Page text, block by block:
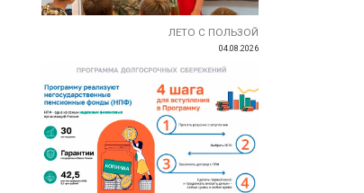
ЛЕТО С ПОЛЬЗОЙ
04.08.2026